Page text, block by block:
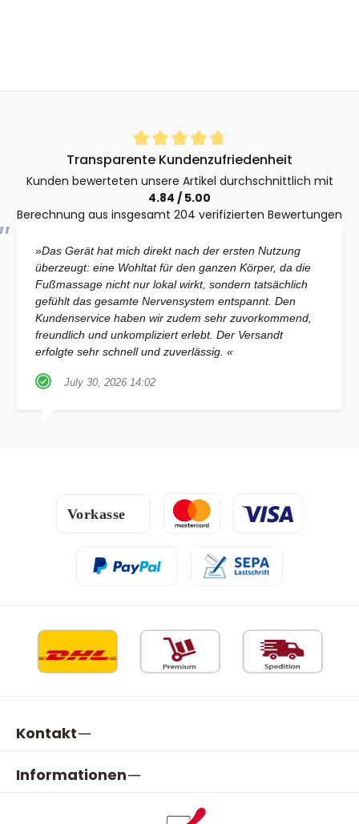
Durchschnittliche Bewertung von 4.8 von 5 Sternen
Transparente Kundenzufriedenheit
Kunden bewerteten unsere Artikel durchschnittlich mit
4.84 / 5.00
Berechnung aus insgesamt 204 verifizierten Bewertungen
»Das Gerät hat mich direkt nach der ersten Nutzung
überzeugt: eine Wohltat für den ganzen Körper, da die
Fußmassage nicht nur lokal wirkt, sondern tatsächlich
gefühlt das gesamte Nervensystem entspannt. Den
Kundenservice haben wir zudem sehr zuvorkommend,
freundlich und unkompliziert erlebt. Der Versandt
erfolgte sehr schnell und zuverlässig. «
July 30, 2026 14:02
Kontakt
Informationen